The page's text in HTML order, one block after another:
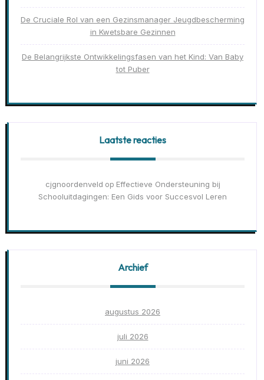
De Cruciale Rol van een Gezinsmanager Jeugdbescherming
in Kwetsbare Gezinnen
De Belangrijkste Ontwikkelingsfasen van het Kind: Van Baby
tot Puber
Laatste reacties
cjgnoordenveld op Effectieve Ondersteuning bij
Schooluitdagingen: Een Gids voor Succesvol Leren
Archief
augustus 2026
juli 2026
juni 2026